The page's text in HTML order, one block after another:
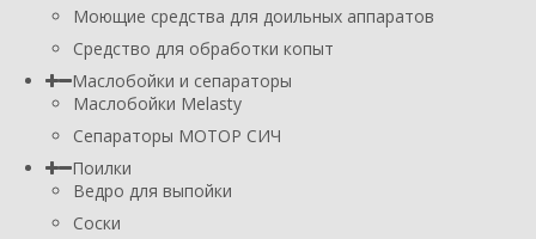
Моющие средства для доильных аппаратов
Средство для обработки копыт
Маслобойки и сепараторы
Маслобойки Melasty
Сепараторы МОТОР СИЧ
Поилки
Ведро для выпойки
Соски